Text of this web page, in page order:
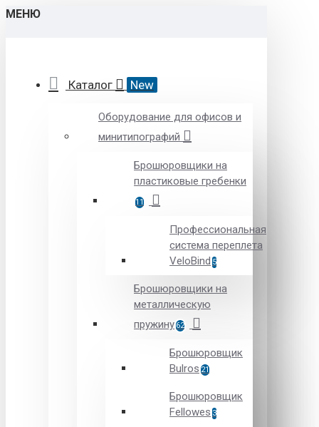
МЕНЮ
Каталог New
Оборудование для офисов и
минитипографий
Брошюровщики на
пластиковые гребенки
11
Профессиональная
система переплета
VeloBind 5
Брошюровщики на
металлическую
пружину62
Брошюровщик
Bulros 21
Брошюровщик
Fellowes 3